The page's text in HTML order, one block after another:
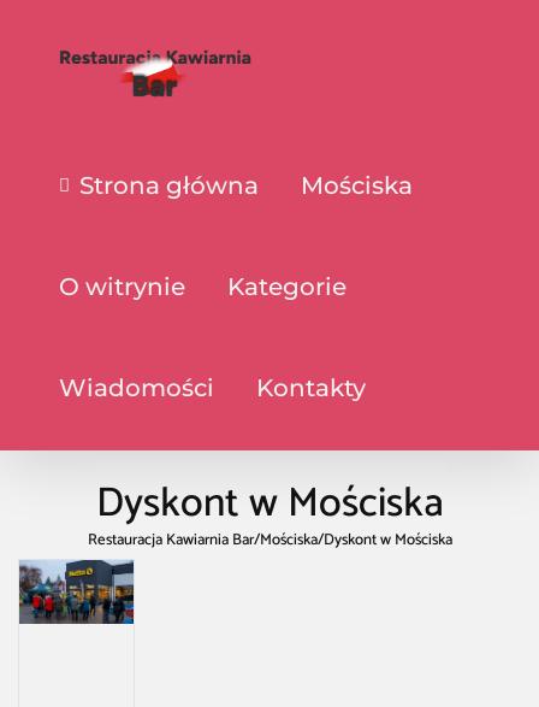
Strona główna Mościska
O witrynie Kategorie
Wiadomości Kontakty
Dyskont w Mościska
Restauracja Kawiarnia Bar/Mościska/Dyskont w Mościska